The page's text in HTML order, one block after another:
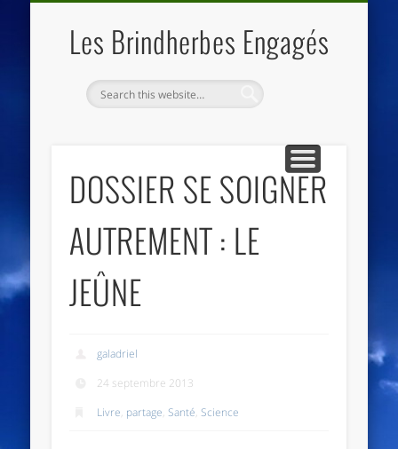
Les Brindherbes Engagés
DOSSIER SE SOIGNER
AUTREMENT : LE
JEÛNE
galadriel
24 septembre 2013
Livre, partage,Santé,Science